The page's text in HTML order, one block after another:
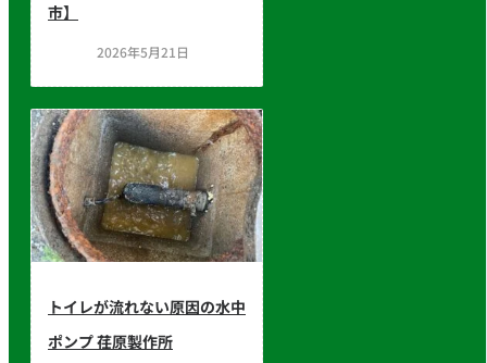
市】
2026年5月21日
トイレが流れない原因の水中
ポンプ 荏原製作所